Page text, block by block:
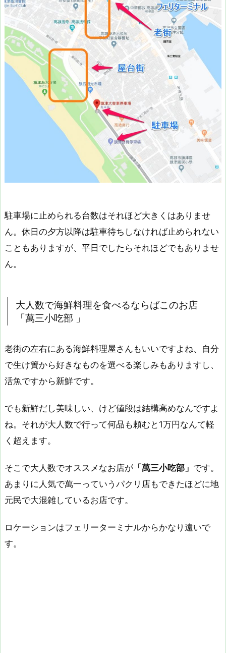
駐車場に止められる台数はそれほど大きくはありませ
ん。休日の夕方以降は駐車待ちしなければ止められない
こともありますが、平日でしたらそれほどでもありませ
ん。
大人数で海鮮料理を食べるならばこのお店
「萬三小吃部 」
老街の左右にある海鮮料理屋さんもいいですよね、自分
で生け簀から好きなものを選べる楽しみもありますし、
活魚ですから新鮮です。
でも新鮮だし美味しい、けど値段は結構高めなんですよ
ね。それが大人数で行って何品も頼むと1万円なんて軽
く超えます。
そこで大人数でオススメなお店が 「萬三小吃部」 です。
あまりに人気で萬一っていうパクリ店もできたほどに地
元民で大混雑しているお店です。
ロケーションはフェリーターミナルからかなり遠いで
す。